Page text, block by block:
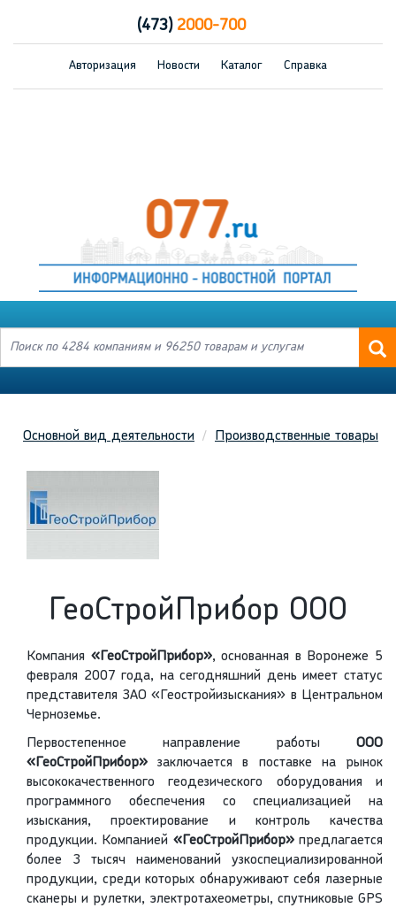
(473)2000-700
Авторизация Новости Каталог Справка
Основной вид деятельности Производственные товары
ГеоСтройПрибор ООО
Компания «ГеоСтройПрибор», основанная в Воронеже 5
февраля 2007 года, на сегодняшний день имеет статус
представителя ЗАО «Геостройизыскания» в Центральном
Черноземье.
Первостепенное направление работы ООО
«ГеоСтройПрибор» заключается в поставке на рынок
высококачественного геодезического оборудования и
программного обеспечения со специализацией на
изыскания, проектирование и контроль качества
продукции. Компанией «ГеоСтройПрибор»предлагается
более 3 тысяч наименований узкоспециализированной
продукции, среди которых обнаруживают себя лазерные
сканеры и рулетки, электротахеометры, спутниковые GPS